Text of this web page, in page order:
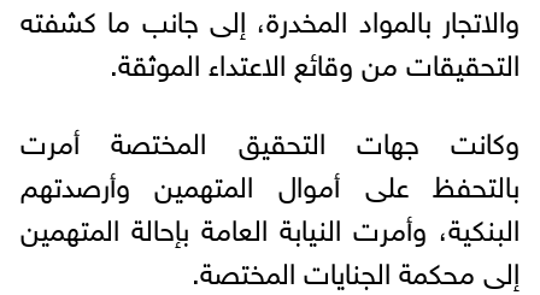
والاتجار بالمواد المخدرة، إلى جانب ما كشفته
التحقيقات من وقائع الاعتداء الموثقة.
وكانت جهات التحقيق المختصة أمرت
بالتحفظ على أموال المتهمين وأرصدتهم
البنكية، وأمرت النيابة العامة بإحالة المتهمين
إلى محكمة الجنايات المختصة.